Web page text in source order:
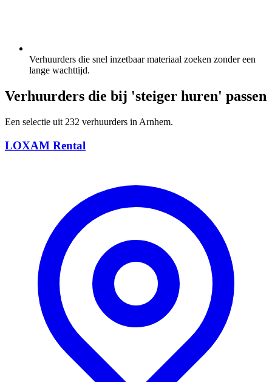
Verhuurders die snel inzetbaar materiaal zoeken zonder een
lange wachttijd.
Verhuurders die bij 'steiger huren' passen
Een selectie uit 232 verhuurders in Arnhem.
LOXAM Rental